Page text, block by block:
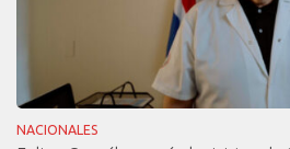
NACIONALES